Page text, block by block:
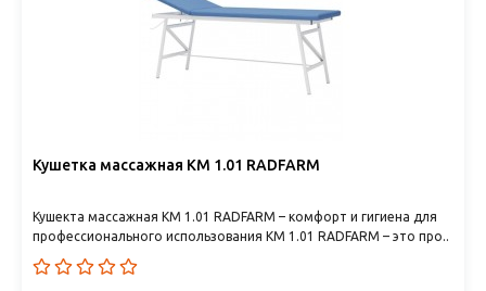
Кушетка массажная КМ 1.01 RADFARM
Кушекта массажная КМ 1.01 RADFARM – комфорт и гигиена для
профессионального использования КМ 1.01 RADFARM – это про..